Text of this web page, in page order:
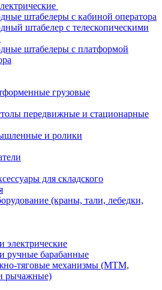
штабелеры с кабиной оператора
штабелер с телескопическими
штабелеры с платформой
грузовые
передвижные и стационарные
и ролики
для складского
(краны, тали, лебедки,
электрические
ручные барабанные
тяговые механизмы (МТМ,
рычажные)